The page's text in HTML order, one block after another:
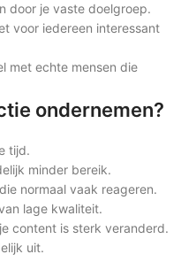
door je vaste doelgroep.
voor iedereen interessant
met echte mensen die
ondernemen?
tijd.
minder bereik.
normaal vaak reageren.
lage kwaliteit.
content is sterk veranderd.
uit.